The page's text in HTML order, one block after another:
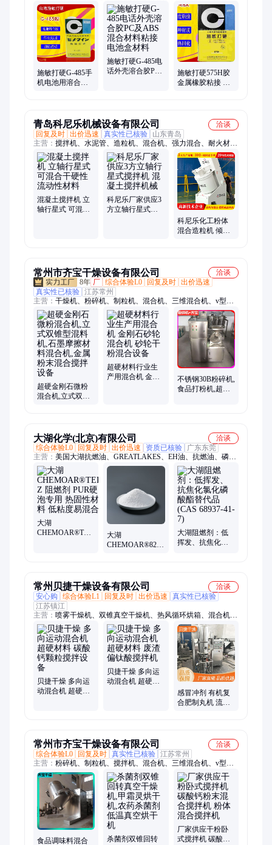
卡夫特704、施敏打硬358ab胶、四氟防腐胶575H、卡夫特胶水、
硅宝胶水、正基胶水、密封胶
施敏打硬G-485手
机电池用溶合胶
施敏打硬G-485电
话外壳溶合胶PC
施敏打硬575H胶
金属橡胶粘接 工
青岛科尼乐机械设备有限公司
洽谈
回复及时 出价迅速 真实性已核验
山东青岛
主营： 搅拌机、水泥管、造粒机、混合机、强力混合、耐火材料
混合机、强力混合机、混合造粒机、实验室混合机、倾斜式混合
机、实验室、强力倾斜、陶瓷造粒、陶瓷强力、强力混料机、强
力混炼机、混凝土搅拌站、钢纤维混凝土、立轴行星式搅拌机、
混凝土搅拌机、炭黑造粒机、实验室搅拌机、UHPC搅拌机
混凝土搅拌机 立
轴行星式 可混合
科尼乐厂家供应3
方立轴行星式搅
科尼乐化工粉体
混合造粒机 倾斜
常州市齐宝干燥设备有限公司
洽谈
8年 厂 综合体验L0 回复及时 出价迅速
真实性已核验 江苏常州
主营： 干燥机、粉碎机、制粒机、混合机、三维混合机、v型混
合机、二维混合机、槽型混合机、螺带混合机、高速混合机、造
粒机、烘干机、热风循环烘箱、真空干燥机、闪蒸干燥机、流化
床干燥机、污泥桨叶干燥机、摇摆颗粒机、旋转制粒机、散热
器、沸腾干燥机、气流干燥机、烘干箱、蒸发器
超硬金刚石微粉
混合机,立式双锥
设备
超硬材料行业生
产用混合机 金刚
不锈钢30B粉碎机,
食品打粉机,超细
大湖化学(北京)有限公司
洽谈
综合体验L0
回复及时 出价迅速 资质已核验
广东东莞
主营： 美国大湖抗燃油、GREATLAKES、EH油、抗燃油、磷酸
酯抗燃油、抗燃液压油、大湖抗燃油、46SJ、防火液压液
大湖
CHEMOAR®TEP-
大湖
CHEMOAR®82
51-0
大湖阻燃剂：低
挥发、抗焦化氯
常州贝捷干燥设备有限公司
洽谈
安心购
综合体验L1 回复及时 出价迅速
真实性已核验
江苏镇江
主营： 喷雾干燥机、双锥真空干燥机、热风循环烘箱、混合机、
粉碎机、旋转闪蒸干燥机、制粒机、耙式干燥机、气流干燥机
贝捷干燥 多向运
动混合机 超硬材
贝捷干燥 多向运
动混合机 超硬材
感冒冲剂 有机复
合肥制丸机 流化
常州市齐宝干燥设备有限公司
洽谈
综合体验L0
回复及时 真实性已核验 江苏常州
主营： 粉碎机、制粒机、搅拌机、混合机、三维混合机、v型混
合机、二维混合机、槽型混合机、高速混合机、双锥混合机、螺
带混合机、锥形混合机、干燥机、烘箱、双锥回转真空干燥机、
真空耙式干燥机、摇摆颗粒机、超微粉碎机、热风循环烘箱、旋
转制粒机、螺杆挤压造粒机、混料机、真空干燥机、烘车烘盘、
散热器
食品调味料混合
杀菌剂双锥回转
厂家供应干粉卧
式搅拌机 碳酸钙